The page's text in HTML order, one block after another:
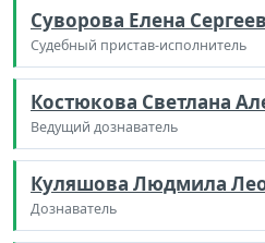
Суворова Елена
Судебный пристав-исполнитель
Костюкова Светлана
Ведущий дознаватель
Куляшова Людмила
Дознаватель